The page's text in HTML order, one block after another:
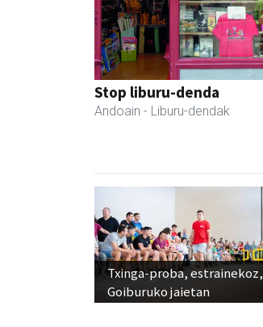
Stop liburu-denda
Andoain - Liburu-dendak
Txinga-proba, estrainekoz,
Goiburuko jaietan